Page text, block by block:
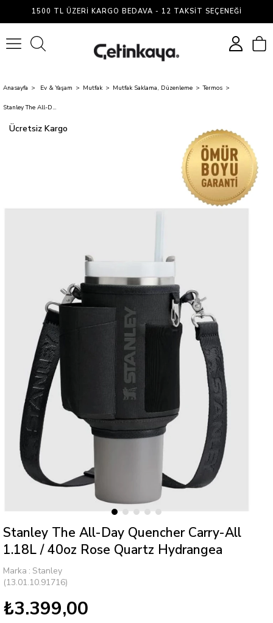
1500 TL ÜZERI KARGO BEDAVA - 12 TAKSIT SEÇENEĞI
Anasayfa Ev & Yaşam Mutfak Mutfak Saklama, Düzenleme Termos
Stanley The All-Day Quencher Carry-All 1.18L / 40oz Rose Quartz Hydrangea
Ücretsiz Kargo
Stanley The All-Day Quencher Carry-All
1.18L / 40oz Rose Quartz Hydrangea
Marka : Stanley
(13.01.10.91716)
₺3.399,00